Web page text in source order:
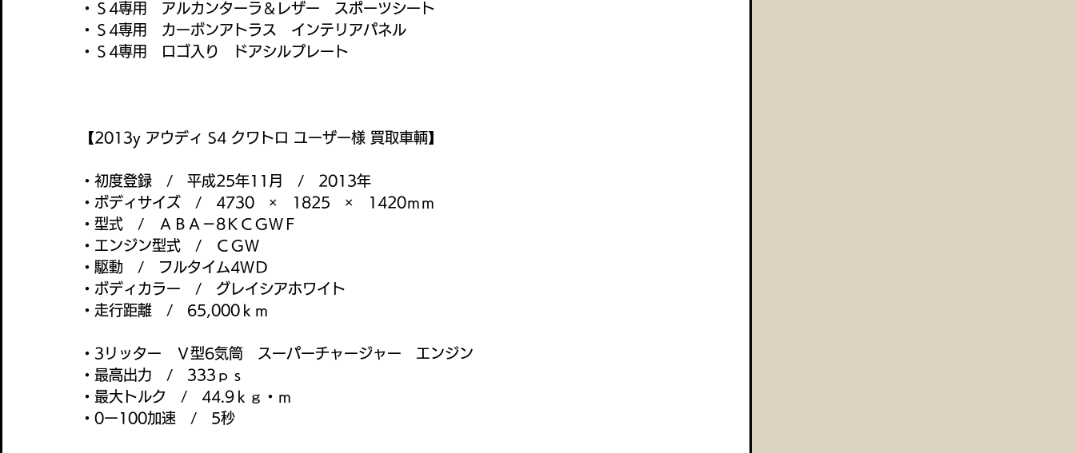
・Ｓ4専用　アルカンターラ＆レザー　スポーツシート
・Ｓ4専用　カーボンアトラス　インテリアパネル
・Ｓ4専用　ロゴ入り　ドアシルプレート
【2013y アウディ S4 クワトロ ユーザー様 買取車輌】
・初度登録　/　平成25年11月　/　2013年
・ボディサイズ　/　4730　×　1825　×　1420ｍｍ
・型式　/　ＡＢＡ－8ＫＣＧＷＦ
・エンジン型式　/　ＣＧＷ
・駆動　/　フルタイム4ＷＤ
・ボディカラー　/　グレイシアホワイト
・走行距離　/　65,000ｋｍ
・3リッター　Ｖ型6気筒　スーパーチャージャー　エンジン
・最高出力　/　333ｐｓ
・最大トルク　/　44.9ｋｇ・ｍ
・0ー100加速　/　5秒